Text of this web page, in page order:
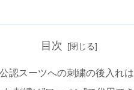
目次
認スーツへの刺繍の後入れ